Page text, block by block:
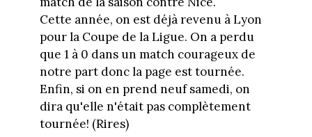
Cette année, on est déjà revenu à Lyon
pour la Coupe de la Ligue. On a perdu
que 1 à 0 dans un match courageux de
notre part donc la page est tournée.
Enfin, si on en prend neuf samedi, on
dira qu'elle n'était pas complètement
tournée! (Rires)